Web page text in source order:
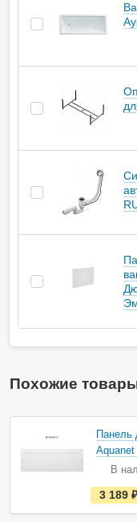
Похожие
Панель
В
3 189